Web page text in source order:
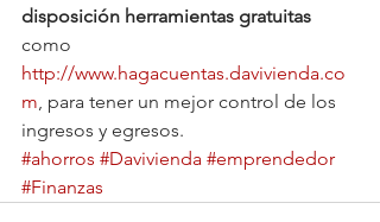
disposición herramientas gratuitas
como
http://www.hagacuentas.davivienda.co
m, para tener un mejor control de los
ingresos y egresos.
#ahorros #Davivienda #emprendedor
#Finanzas